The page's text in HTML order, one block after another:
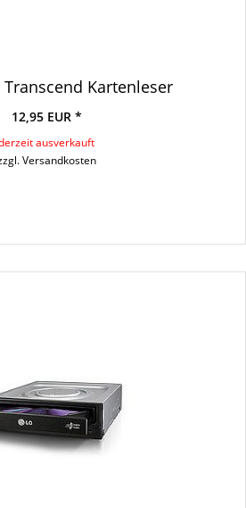
Transcend Kartenleser
12,95 EUR *
ausverkauft
Versandkosten